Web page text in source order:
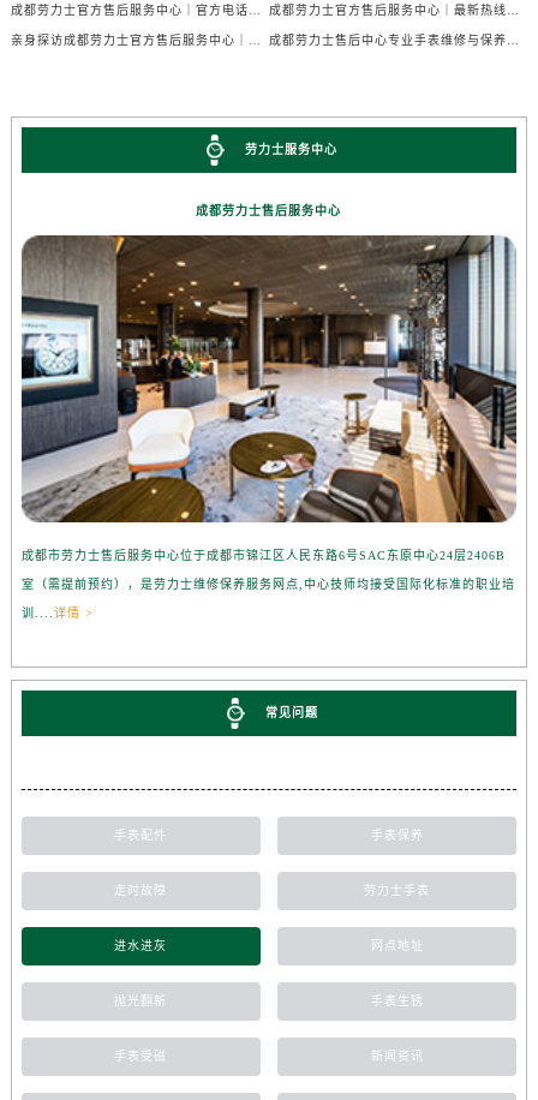
劳力士服务中心
成都劳力士售后服务中心
成都市劳力士售后服务中心位于成都市锦江区人民东路6号SAC东原中心24层2406B
室（需提前预约），是劳力士维修保养服务网点,中心技师均接受国际化标准的职业培
训.... 详情 >
常见问题
手表配件 手表保养
走时故障 劳力士手表
进水进灰 网点地址
抛光翻新 手表生锈
手表受磁 新闻资讯